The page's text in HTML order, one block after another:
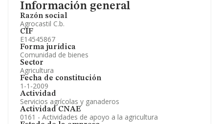
Información general
Razón social
Agrocastil C.b.
CIF
E14545867
Forma jurídica
Comunidad de bienes
Sector
Agricultura
Fecha de constitución
1-1-2009
Actividad
Servicios agrícolas y ganaderos
Actividad CNAE
0161 - Actividades de apoyo a la agricultura